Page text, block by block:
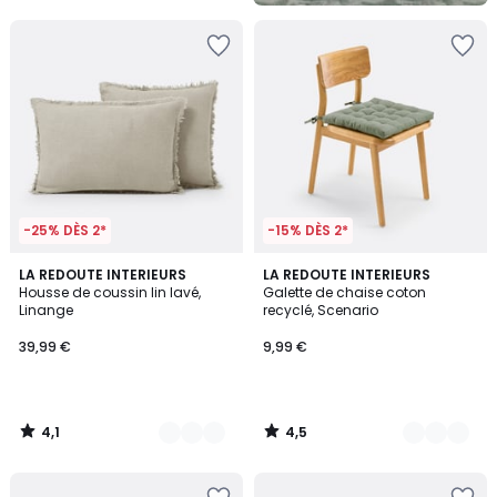
-25% DÈS 2*
LA REDOUTE INTERIEURS
Housse de coussin lin lavé,
Linange
39,99 €
4,1
/ 5
5
Couleurs
4,1
/
-15% DÈS 2*
LA REDOUTE INTERIEURS
Galette de chaise coton
recyclé, Scenario
9,99 €
4,5
/ 5
10
Couleurs
4,5
/